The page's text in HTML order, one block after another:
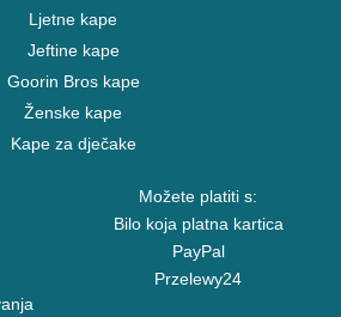
Ljetne kape
Jeftine kape
Goorin Bros kape
Ženske kape
Kape za dječake
Možete platiti s:
Bilo koja platna kartica
PayPal
Przelewy24